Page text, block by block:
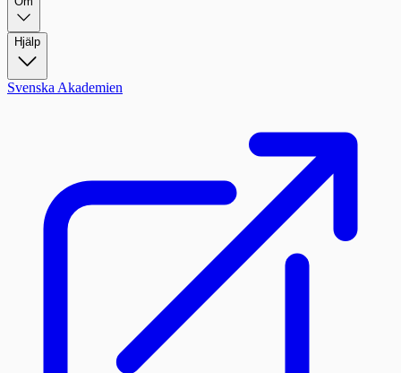
Hjälp
Svenska Akademien